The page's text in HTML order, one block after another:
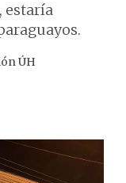
estaría
ÚH